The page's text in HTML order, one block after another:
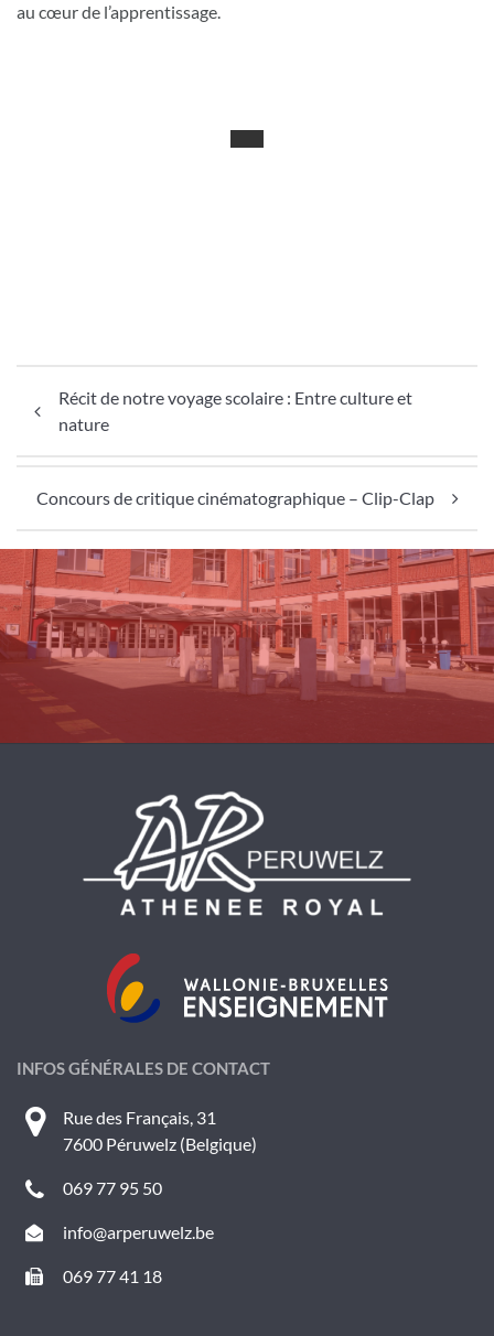
au cœur de l’apprentissage.
Récit de notre voyage scolaire : Entre culture et
nature
Concours de critique cinématographique – Clip-Clap
INFOS GÉNÉRALES DE CONTACT
Rue des Français, 31
7600 Péruwelz (Belgique)
069 77 95 50
info@arperuwelz.be
069 77 41 18